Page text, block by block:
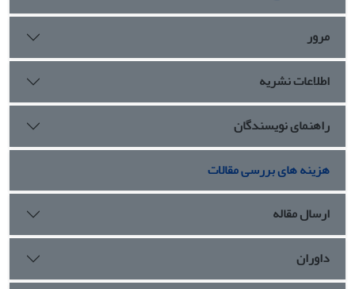
پنهان نکرده است.
مرور
اطلاعات نشریه
راهنمای نویسندگان
هزینه های بررسی مقالات
ارسال مقاله
داوران